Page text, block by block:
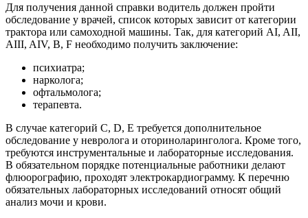
Для получения данной справки водитель должен пройти
обследование у врачей, список которых зависит от категории
трактора или самоходной машины. Так, для категорий AI, AII,
AIII, AIV, B, F необходимо получить заключение:
психиатра;
нарколога;
офтальмолога;
терапевта.
В случае категорий C, D, E требуется дополнительное
обследование у невролога и оториноларинголога. Кроме того,
требуются инструментальные и лабораторные исследования.
В обязательном порядке потенциальные работники делают
флюорографию, проходят электрокардиограмму. К перечню
обязательных лабораторных исследований относят общий
анализ мочи и крови.